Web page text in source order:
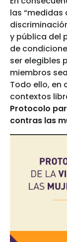
las
y pública del
de
ser elegibles
miembros
Todo ello, en
contextos
Protocolo
contras las